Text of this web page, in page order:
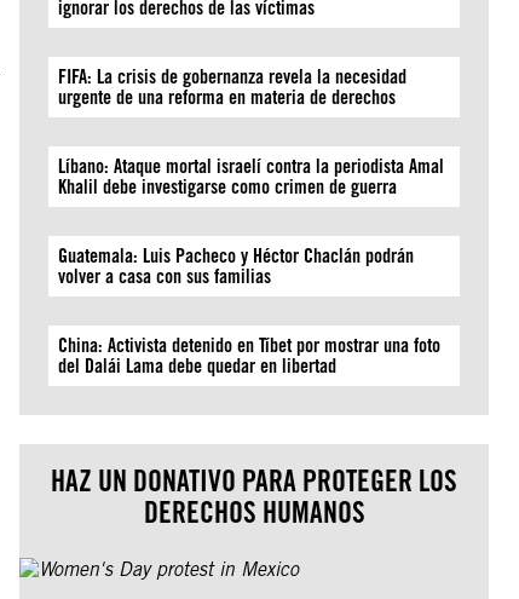
ignorar los derechos de las víctimas
FIFA: La crisis de gobernanza revela la necesidad
urgente de una reforma en materia de derechos
Líbano: Ataque mortal israelí contra la periodista Amal
Khalil debe investigarse como crimen de guerra
Guatemala: Luis Pacheco y Héctor Chaclán podrán
volver a casa con sus familias
China: Activista detenido en Tíbet por mostrar una foto
del Dalái Lama debe quedar en libertad
HAZ UN DONATIVO PARA PROTEGER LOS
DERECHOS HUMANOS